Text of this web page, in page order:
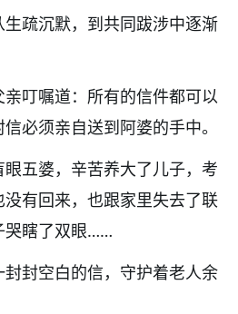
疏沉默，到共同跋涉中逐渐
叮嘱道：所有的信件都可以
必须亲自送到阿婆的手中。
五婆，辛苦养大了儿子，考
有回来，也跟家里失去了联
哭瞎了双眼……
封空白的信，守护着老人余